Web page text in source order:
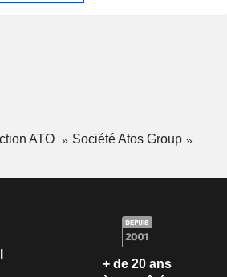
ATO
Société Atos Group
+ de 20 ans